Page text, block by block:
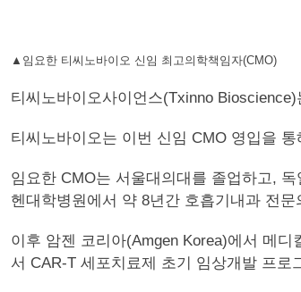
▲임요한 티씨노바이오 신임 최고의학책임자(CMO)
티씨노바이오사이언스(Txinno
티씨노바이오는 이번 신임 CMO 영입을
임요한 CMO는 서울대의대를 졸업하고,
헨대학병원에서 약 8년간 호흡기내과 전
이후 암젠 코리아(Amgen Korea)에서 메
서 CAR-T 세포치료제 초기 임상개발 프